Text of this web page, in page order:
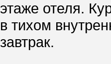
этаже отеля.
в тихом
завтрак.